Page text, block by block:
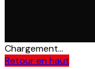
Chargement...
Retour en haut